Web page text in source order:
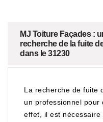
MJ Toiture Façades :
recherche de la fuite
dans le 31230
La recherche de fuite
un professionnel pour
effet, il est